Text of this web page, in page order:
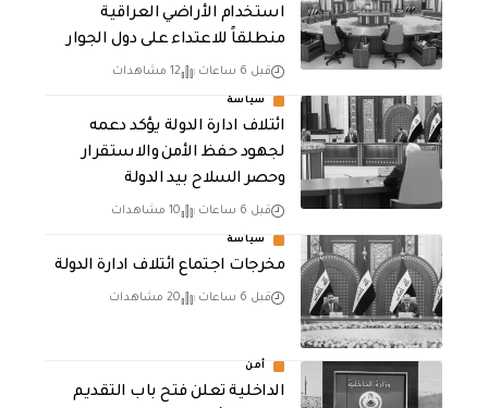
استخدام الأراضي العراقية
منطلقاً للاعتداء على دول الجوار
قبل 6 ساعات 12 مشاهدات
سياسة
ائتلاف ادارة الدولة يؤكد دعمه
لجهود حفظ الأمن والاستقرار
وحصر السلاح بيد الدولة
قبل 6 ساعات 10 مشاهدات
سياسة
مخرجات اجتماع ائتلاف ادارة الدولة
قبل 6 ساعات 20 مشاهدات
أمن
الداخلية تعلن فتح باب التقديم